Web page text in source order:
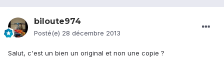
biloute974
Posté(e) 28 décembre 2013
Salut, c'est un bien un original et non une copie ?